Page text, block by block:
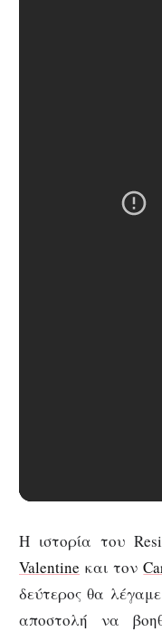
Η ιστορία του
Valentine και τον
δεύτερος θα
αποστολή να